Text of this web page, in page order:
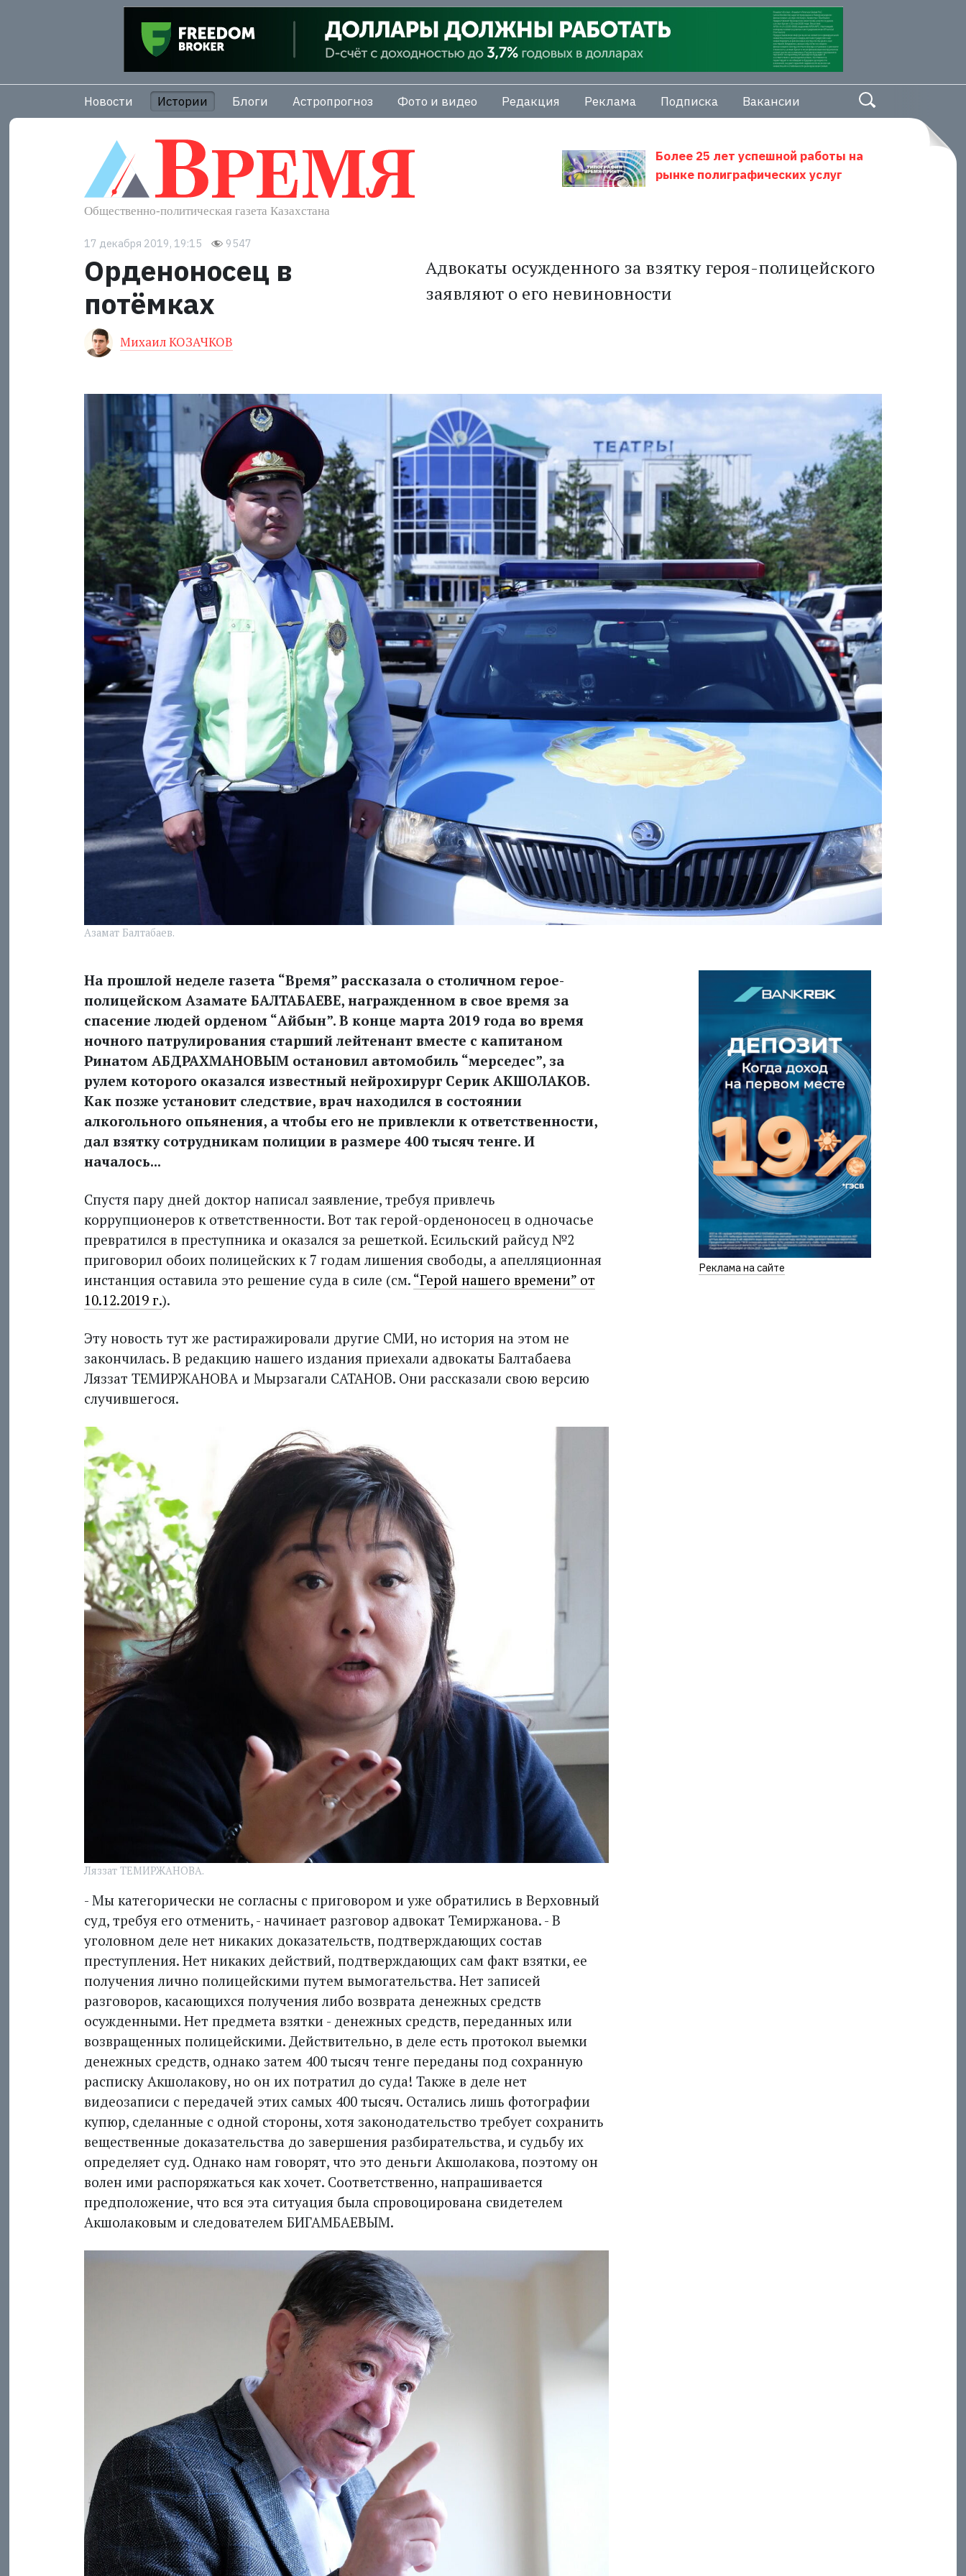
Новости Истории Блоги Астропрогноз Фото и видео Редакция Реклама Подписка Вакансии
Более 25 лет успешной работы на
рынке полиграфических услуг
17 декабря 2019, 19:15 9547
Орденоносец в
потёмках
Михаил КОЗАЧКОВ
Адвокаты осужденного за взятку героя-полицейского
заявляют о его невиновности
Азамат Балтабаев.
На прошлой неделе газета “Время” рассказала о столичном герое-
полицейском Азамате БАЛТАБАЕВЕ, награжденном в свое время за
спасение людей орденом “Айбын”. В конце марта 2019 года во время
ночного патрулирования старший лейтенант вместе с капитаном
Ринатом АБДРАХМАНОВЫМ остановил автомобиль “мерседес”, за
рулем которого оказался известный нейрохирург Серик АКШОЛАКОВ.
Как позже установит следствие, врач находился в состоянии
алкогольного опьянения, а чтобы его не привлекли к ответственности,
дал взятку сотрудникам полиции в размере 400 тысяч тенге. И
началось...
Спустя пару дней доктор написал заявление, требуя привлечь
коррупционеров к ответственности. Вот так герой-орденоносец в одночасье
превратился в преступника и оказался за решеткой. Есильский райсуд №2
приговорил обоих полицейских к 7 годам лишения свободы, а апелляционная
инстанция оставила это решение суда в силе (см. “Герой нашего времени” от
10.12.2019 г.).
Эту новость тут же растиражировали другие СМИ, но история на этом не
закончилась. В редакцию нашего издания приехали адвокаты Балтабаева
Ляззат ТЕМИРЖАНОВА и Мырзагали САТАНОВ. Они рассказали свою версию
случившегося.
Ляззат ТЕМИРЖАНОВА.
- Мы категорически не согласны с приговором и уже обратились в Верховный
суд, требуя его отменить, - начинает разговор адвокат Темиржанова. - В
уголовном деле нет никаких доказательств, подтверждающих состав
преступления. Нет никаких действий, подтверждающих сам факт взятки, ее
получения лично полицейскими путем вымогательства. Нет записей
разговоров, касающихся получения либо возврата денежных средств
осужденными. Нет предмета взятки - денежных средств, переданных или
возвращенных полицейскими. Действительно, в деле есть протокол выемки
денежных средств, однако затем 400 тысяч тенге переданы под сохранную
расписку Акшолакову, но он их потратил до суда! Также в деле нет
видеозаписи с передачей этих самых 400 тысяч. Остались лишь фотографии
купюр, сделанные с одной стороны, хотя законодательство требует сохранить
вещественные доказательства до завершения разбирательства, и судьбу их
определяет суд. Однако нам говорят, что это деньги Акшолакова, поэтому он
волен ими распоряжаться как хочет. Соответственно, напрашивается
предположение, что вся эта ситуация была спровоцирована свидетелем
Акшолаковым и следователем БИГАМБАЕВЫМ.
Реклама на сайте